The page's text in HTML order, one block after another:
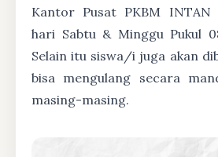
Kantor Pusat PKBM INTAN
hari Sabtu & Minggu Pukul
Selain itu siswa/i juga akan
bisa mengulang secara
masing-masing.